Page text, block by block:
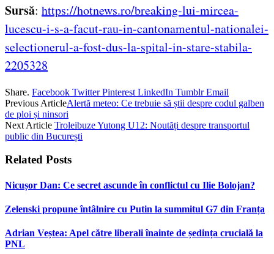
Sursă: https://hotnews.ro/breaking-lui-mircea-
lucescu-i-s-a-facut-rau-in-cantonamentul-nationalei-
selectionerul-a-fost-dus-la-spital-in-stare-stabila-
2205328
Share. Facebook Twitter Pinterest LinkedIn Tumblr Email
Previous ArticleAlertă meteo: Ce trebuie să știi despre codul galben
de ploi și ninsori
Next Article Troleibuze Yutong U12: Noutăți despre transportul
public din București
Related Posts
Nicușor Dan: Ce secret ascunde în conflictul cu Ilie Bolojan?
Zelenski propune întâlnire cu Putin la summitul G7 din Franța
Adrian Veștea: Apel către liberali înainte de ședința crucială la
PNL